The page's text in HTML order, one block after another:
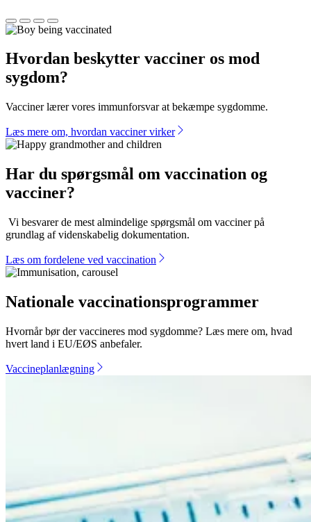
Europæiske
vaccinationsinformationsportal
/
Forside
Hvordan beskytter vacciner os mod
sygdom?
Vacciner lærer vores immunforsvar at bekæmpe sygdomme.
Læs mere om, hvordan vacciner virker
Har du spørgsmål om vaccination og
vacciner?
Vi besvarer de mest almindelige spørgsmål om vacciner på
grundlag af videnskabelig dokumentation.
Læs om fordelene ved vaccination
Nationale vaccinationsprogrammer
Hvornår bør der vaccineres mod sygdomme? Læs mere om, hvad
hvert land i EU/EØS anbefaler.
Vaccineplanlægning